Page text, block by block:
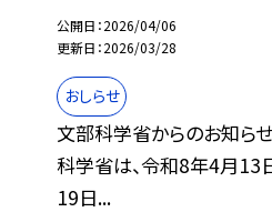
公開日 2026/04/06
更新日 2026/03/28
おしらせ
文部科学省からのお知ら
科学省は、令和8年4月13
19日...